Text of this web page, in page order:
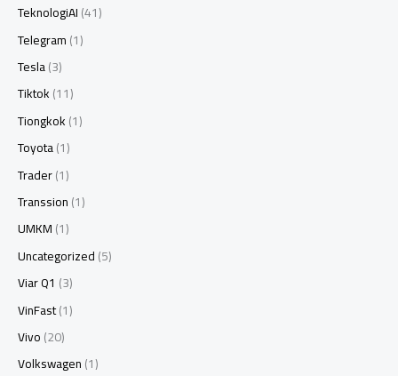
TeknologiAI(41)
Telegram(1)
Tesla(3)
Tiktok(11)
Tiongkok(1)
Toyota(1)
Trader(1)
Transsion(1)
UMKM(1)
Uncategorized(5)
Viar Q1 (3)
VinFast(1)
Vivo(20)
Volkswagen(1)